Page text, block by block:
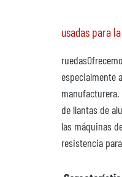
usadas para
especialmente
de llantas de
las máquinas
resistencia